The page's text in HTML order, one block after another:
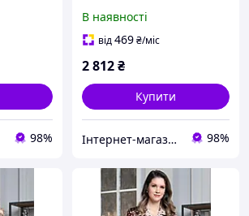
98%
В наявності
від469₴/міс
2 812₴
Купити
Інтернет-магазин "Carmen" 98%